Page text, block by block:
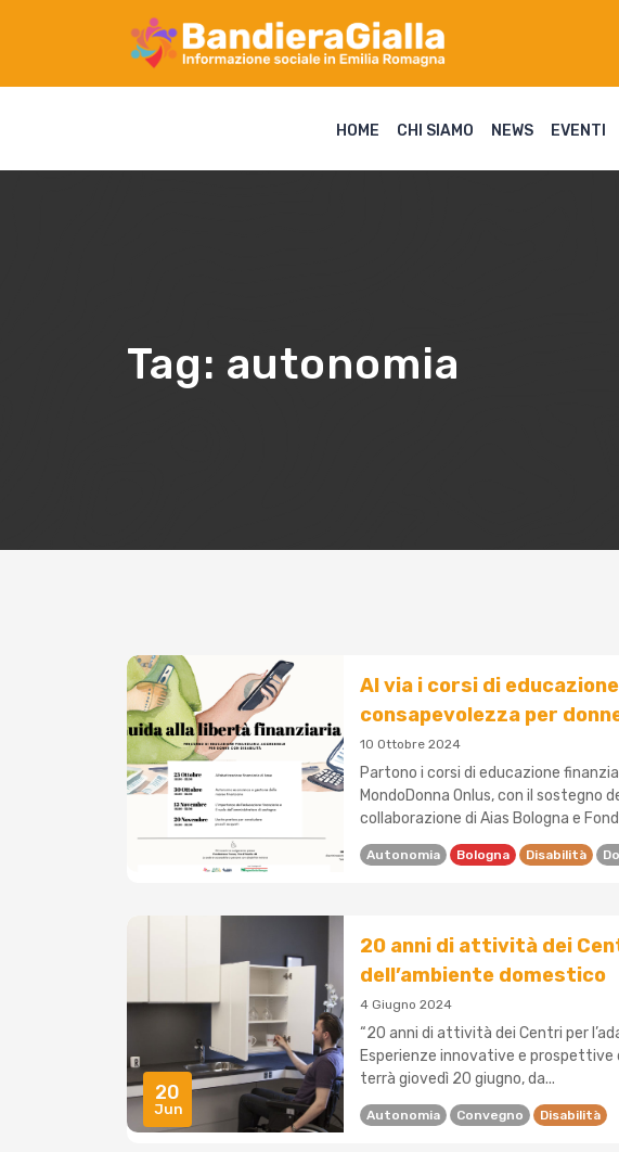
HOME CHI SIAMO NEWS EVENTI
Tag: autonomia
Al via i corsi di
consapevolezza per
10 Ottobre 2024
Partono i corsi di educazione
MondoDonna Onlus, con il sostegno
collaborazione di Aias Bologna e
Autonomia Bologna Disabilità
20
Jun
20 anni di attività dei
dell’ambiente domestico
4 Giugno 2024
“20 anni di attività dei Centri per
Esperienze innovative e prospettive
terrà giovedì 20 giugno, da...
Autonomia Convegno Disabilità